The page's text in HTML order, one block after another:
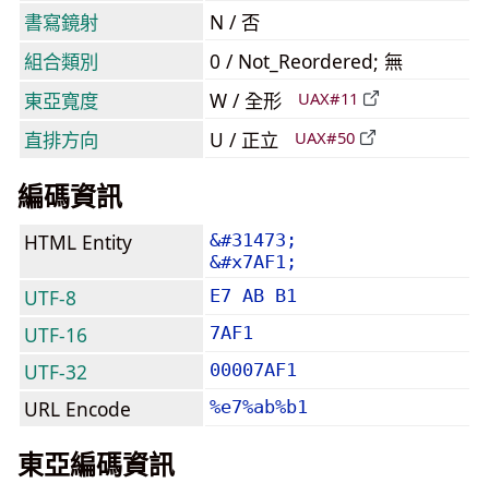
書寫鏡射
N / 否
組合類別
0 / Not_Reordered; 無
東亞寬度
W / 全形 UAX#11
直排方向 U / 正立 UAX#50
編碼資訊
HTML Entity
&#31473;
&#x7AF1;
UTF-8 E7 AB B1
UTF-16 7AF1
UTF-32 00007AF1
URL Encode %e7%ab%b1
東亞編碼資訊